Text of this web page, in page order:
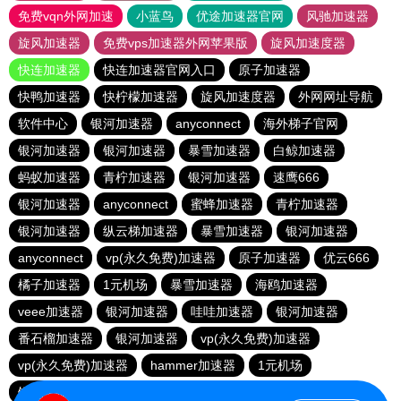
免费vqn外网加速 小蓝鸟 优途加速器官网
风驰加速器
旋风加速器
免费vps加速器外网苹果版
旋风加速度器
快连加速器
快连加速器官网入口
原子加速器
快鸭加速器
快柠檬加速器 旋风加速度器
外网网址导航
软件中心
银河加速器 anyconnect
海外梯子官网
银河加速器
银河加速器 暴雪加速器
白鲸加速器
蚂蚁加速器
青柠加速器 银河加速器
速鹰666
银河加速器
anyconnect 蜜蜂加速器
青柠加速器
银河加速器
纵云梯加速器 暴雪加速器
银河加速器
anyconnect
vp(永久免费)加速器 原子加速器
优云666
橘子加速器
1元机场 暴雪加速器
海鸥加速器
veee加速器
银河加速器 哇哇加速器
银河加速器
番石榴加速器
银河加速器
vp(永久免费)加速器
vp(永久免费)加速器
hammer加速器
1元机场
银河加速器